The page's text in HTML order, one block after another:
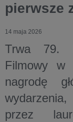
pierwsze
14 maja 2026
Trwa 79.
Filmowy w
nagrodę
przez